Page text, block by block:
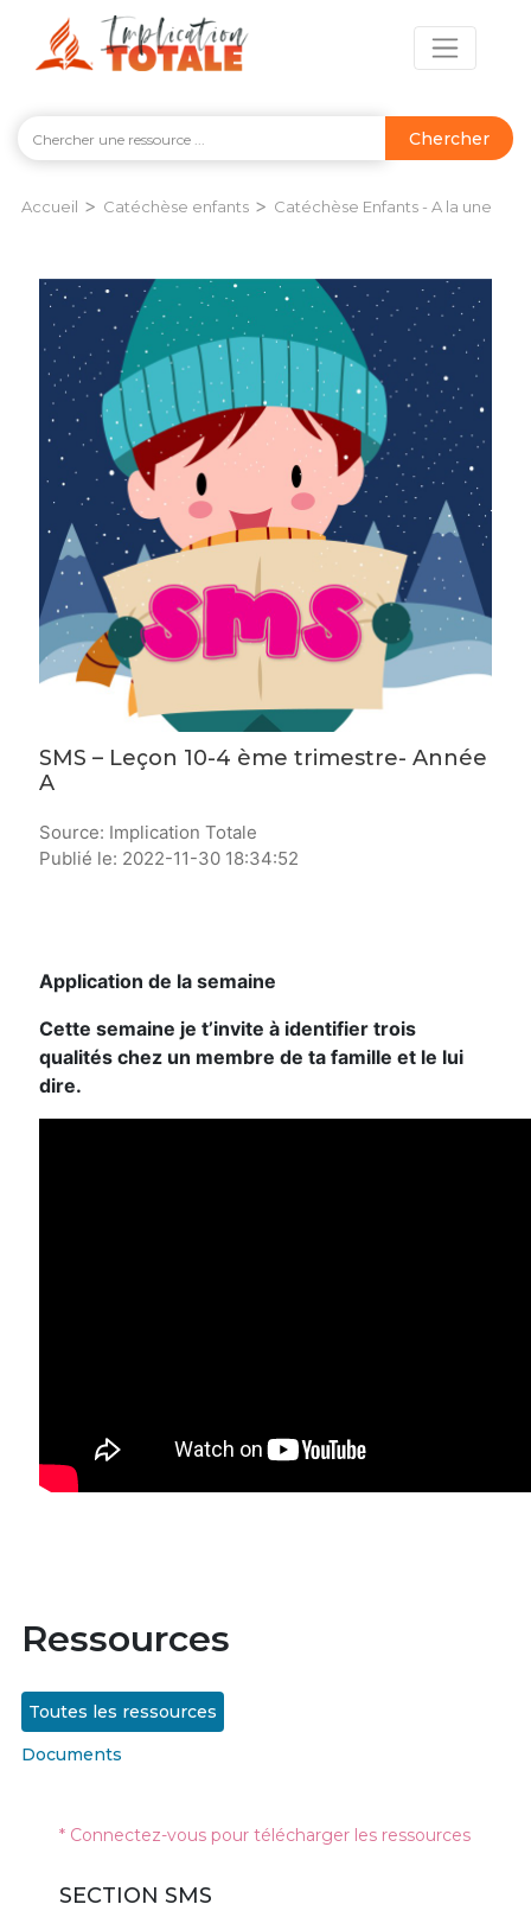
Chercher
Accueil > Catéchèse enfants > Catéchèse Enfants - A la une
SMS – Leçon 10-4 ème trimestre- Année
A
Source: Implication Totale
Publié le: 2022-11-30 18:34:52
Application de la semaine
Cette semaine je t’invite à identifier trois
qualités chez un membre de ta famille et le lui
dire.
Ressources
Toutes les ressources
Documents
* Connectez-vous pour télécharger les ressources
SECTION SMS